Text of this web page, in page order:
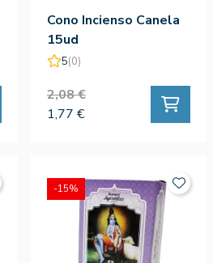
Cono Incienso Canela
15ud
5(0)
2,08 €
1,77 €
-15%